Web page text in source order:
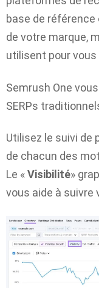
base de
de votre marque,
utilisent pour
Semrush One
SERPs
Utilisez le suivi de
de chacun des
Le «Visibilité»
vous aide à suivre